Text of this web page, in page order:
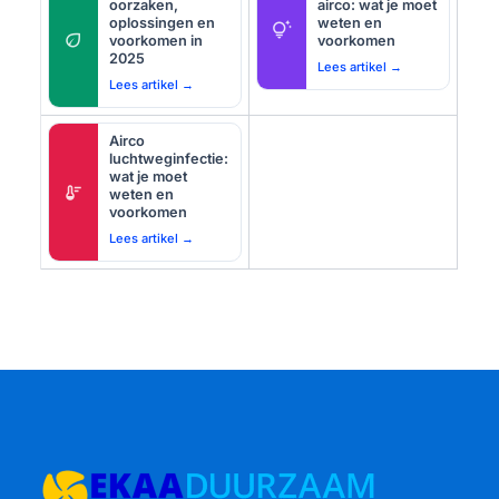
eco
oorzaken,
oplossingen en
voorkomen in
2025
Lees artikel →
tips_and_updates
airco: wat je moet
weten en
voorkomen
Lees artikel →
thermostat
Airco
luchtweginfectie:
wat je moet
weten en
voorkomen
Lees artikel →